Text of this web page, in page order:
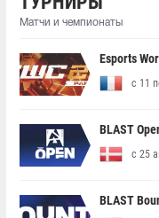
Матчи и чемпионаты
Esports
с 11
BLAST
с 25
BLAST